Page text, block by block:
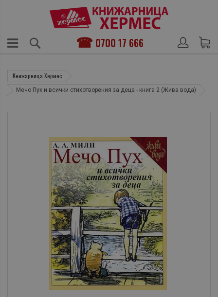
0700 17 666
Книжарница Хермес
Мечо Пух и всички стихотворения за деца - книга 2 (Жива вода)